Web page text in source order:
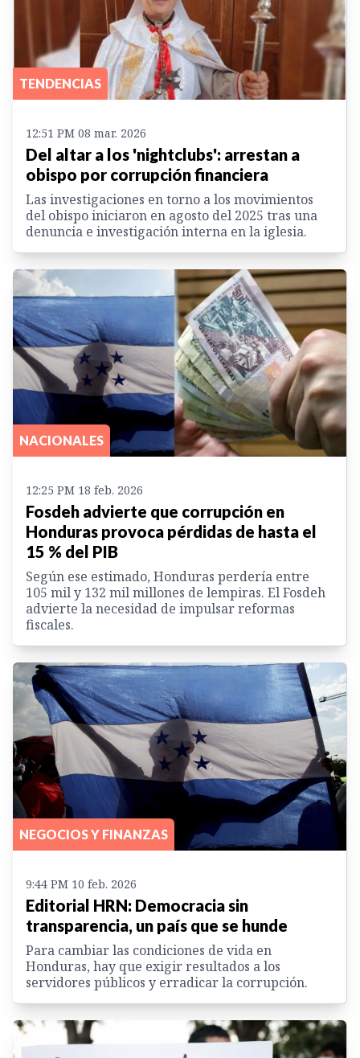
TENDENCIAS
12:51 PM 08 mar. 2026
Del altar a los 'nightclubs': arrestan a
obispo por corrupción financiera
Las investigaciones en torno a los movimientos
del obispo iniciaron en agosto del 2025 tras una
denuncia e investigación interna en la iglesia.
NACIONALES
12:25 PM 18 feb. 2026
Fosdeh advierte que corrupción en
Honduras provoca pérdidas de hasta el
15 % del PIB
Según ese estimado, Honduras perdería entre
105 mil y 132 mil millones de lempiras. El Fosdeh
advierte la necesidad de impulsar reformas
fiscales.
NEGOCIOS Y FINANZAS
9:44 PM 10 feb. 2026
Editorial HRN: Democracia sin
transparencia, un país que se hunde
Para cambiar las condiciones de vida en
Honduras, hay que exigir resultados a los
servidores públicos y erradicar la corrupción.